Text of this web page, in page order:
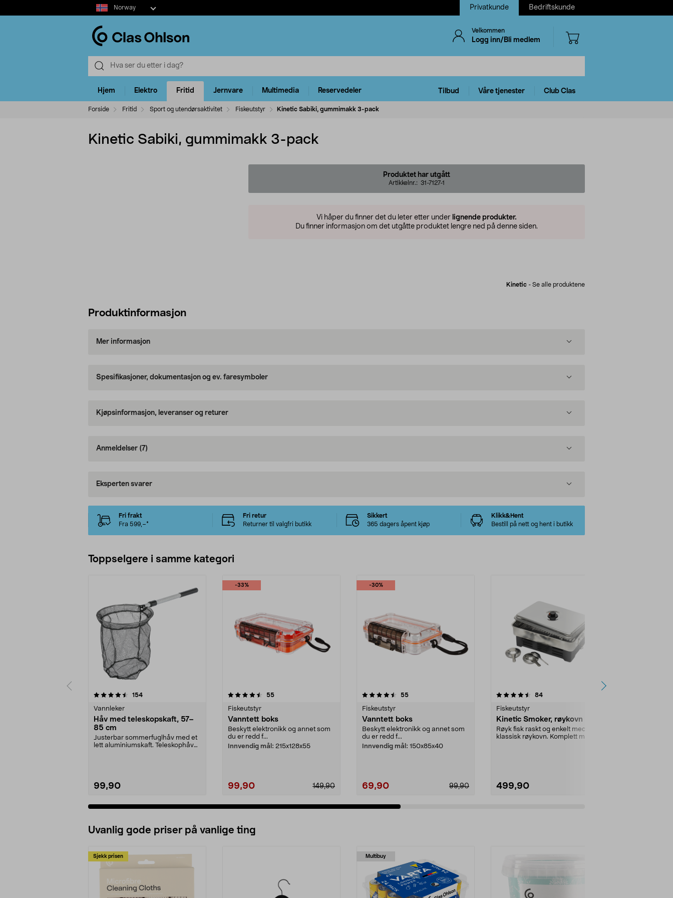
Select
market
Norway Privatkunde Bedriftskunde
Velkommen
Logg inn/Bli medlem
Hjem Elektro Fritid Jernvare Multimedia Reservedeler Tilbud Våre tjenester Club Clas
Forside Fritid Sport og utendørsaktivitet Fiskeutstyr Kinetic Sabiki, gummimakk 3-pack
Kinetic Sabiki, gummimakk 3-pack
Produktet har utgått
Artikkelnr.: 31-7127-1
Vi håper du finner det du leter etter under lignende produkter.
Du finner informasjon om det utgåtte produktet lengre ned på denne siden.
Kinetic - Se alle produktene
Produktinformasjon
Mer informasjon
Spesifikasjoner, dokumentasjon og ev. faresymboler
Kjøpsinformasjon, leveranser og returer
Anmeldelser (7)
Eksperten svarer
Fri frakt
Fra 599,–*
Fri retur
Returner til valgfri butikk
Sikkert
365 dagers åpent kjøp
Klikk&Hent
Bestill på nett og hent i butikk
Toppselgere i samme kategori
154anmeldelser
Vannleker
Håv med teleskopskaft, 57–
85 cm
Justerbar sommerfuglhåv med et
lett aluminiumskaft. Teleskophåv
99,90
-33%
4.5 av 5 stjerner 55anmeldelser
Fiskeutstyr
Vanntett boks
Beskytt elektronikk og annet som
du er redd f...
Innvendig mål: 215x128x55
99,90 149,90
-30%
4.5 av 5 stjerner 55anmeldelser
Fiskeutstyr
Vanntett boks
Beskytt elektronikk og annet som
du er redd f...
Innvendig mål: 150x85x40
69,90 99,90
4.5 av 5 stjerner 84anmeldelser
Fiskeutstyr
Kinetic Smoker, røykovn
Røyk fisk raskt og enkelt med en
klassisk røykovn. Komplett med to
499,90
5.0 av 5 stjerner
Uvanlig gode priser på vanlige ting
Sjekk prisen Multibuy